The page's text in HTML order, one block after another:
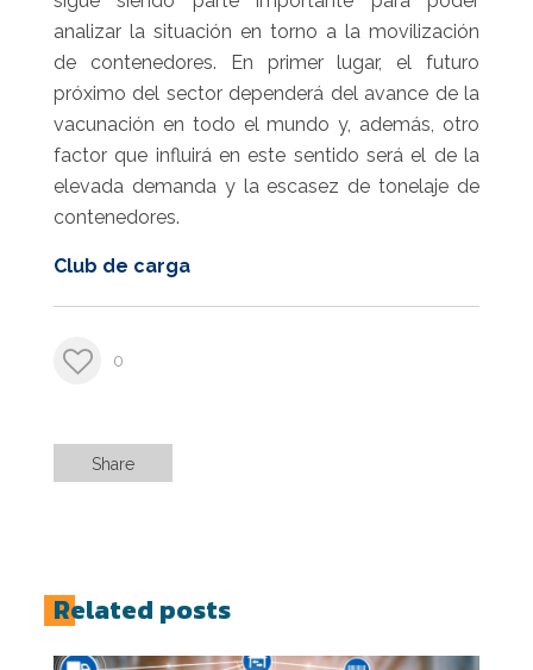
analizar la situación en torno a la movilización
de contenedores. En primer lugar, el futuro
próximo del sector dependerá del avance de la
vacunación en todo el mundo y, además, otro
factor que influirá en este sentido será el de la
elevada demanda y la escasez de tonelaje de
contenedores.
Club de carga
0
Share
Related posts